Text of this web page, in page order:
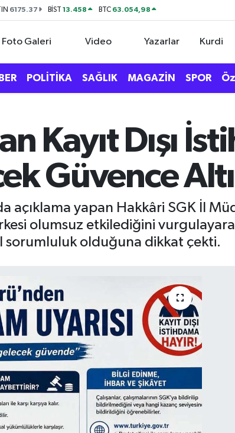
6175.37 BİST13.458 BTC 63.054,98
Foto Galeri Video Yazarlar Kurdi
POLİTİKA SAĞLIK MAGAZİN SPOR
Kayıt Dışı
Güvence
açıklama yapan Hakkâri SGK İl
olumsuz etkilediğini
olduğuna dikkat çekti.